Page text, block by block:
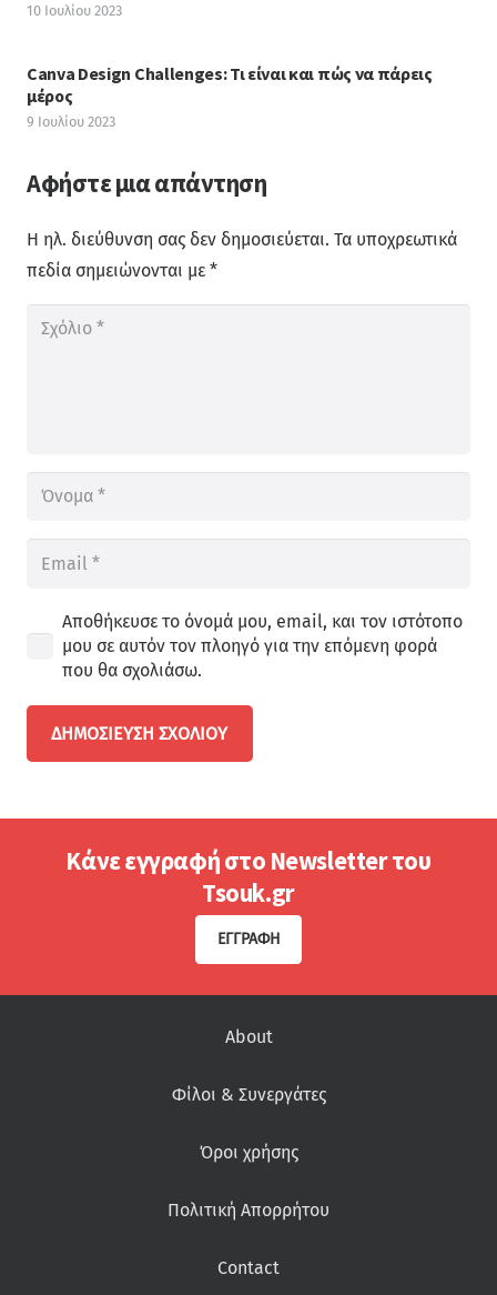
10 Ιουλίου 2023
Canva Design Challenges: Τι είναι και πώς να πάρεις
μέρος
9 Ιουλίου 2023
Αφήστε μια απάντηση
Η ηλ. διεύθυνση σας δεν δημοσιεύεται. Τα υποχρεωτικά
πεδία σημειώνονται με *
Αποθήκευσε το όνομά μου, email, και τον ιστότοπο
μου σε αυτόν τον πλοηγό για την επόμενη φορά
που θα σχολιάσω.
ΔΗΜΟΣΊΕΥΣΗ ΣΧΟΛΊΟΥ
Κάνε εγγραφή στο Newsletter του
Tsouk.gr
ΕΓΓΡΑΦΉ
About
Φίλοι & Συνεργάτες
Όροι χρήσης
Πολιτική Απορρήτου
Contact